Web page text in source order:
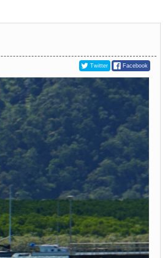
Twitter Facebook